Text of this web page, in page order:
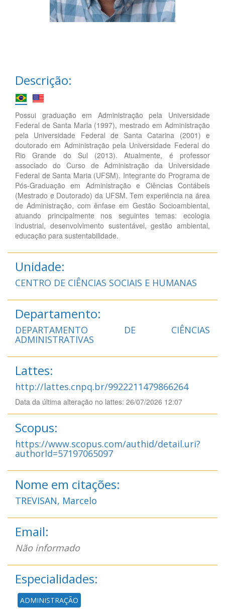
Descrição:
Possui graduação em Administração pela Universidade
Federal de Santa Maria (1997), mestrado em Administração
pela Universidade Federal de Santa Catarina (2001) e
doutorado em Administração pela Universidade Federal do
Rio Grande do Sul (2013). Atualmente, é professor
associado do Curso de Administração da Universidade
Federal de Santa Maria (UFSM). Integrante do Programa de
Pós-Graduação em Administração e Ciências Contábeis
(Mestrado e Doutorado) da UFSM. Tem experiência na área
de Administração, com ênfase em Gestão Socioambiental,
atuando principalmente nos seguintes temas: ecologia
industrial, desenvolvimento sustentável, gestão ambiental,
educação para sustentabilidade.
Unidade:
CENTRO DE CIÊNCIAS SOCIAIS E HUMANAS
Departamento:
DEPARTAMENTO DE CIÊNCIAS
ADMINISTRATIVAS
Lattes:
http://lattes.cnpq.br/9922211479866264
Data da última alteração no lattes: 26/07/2026 12:07
Scopus:
https://www.scopus.com/authid/detail.uri?
authorId=57197065097
Nome em citações:
TREVISAN, Marcelo
Email:
Não informado
Especialidades:
ADMINISTRAÇÃO